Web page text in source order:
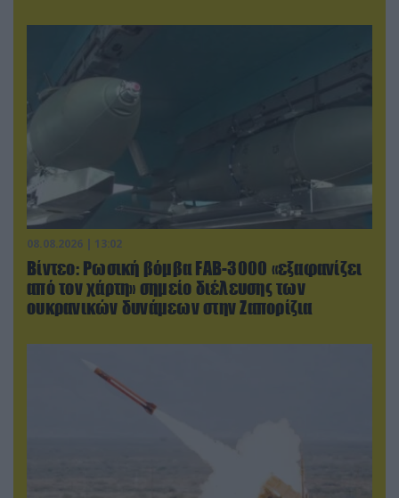
08.08.2026 | 13:02
Βίντεο: Ρωσική βόμβα FAB-3000 «εξαφανίζει
από τον χάρτη» σημείο διέλευσης των
ουκρανικών δυνάμεων στην Ζαπορίζια